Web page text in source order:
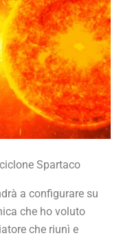
Spartaco
a configurare su
che ho voluto
che riunì e